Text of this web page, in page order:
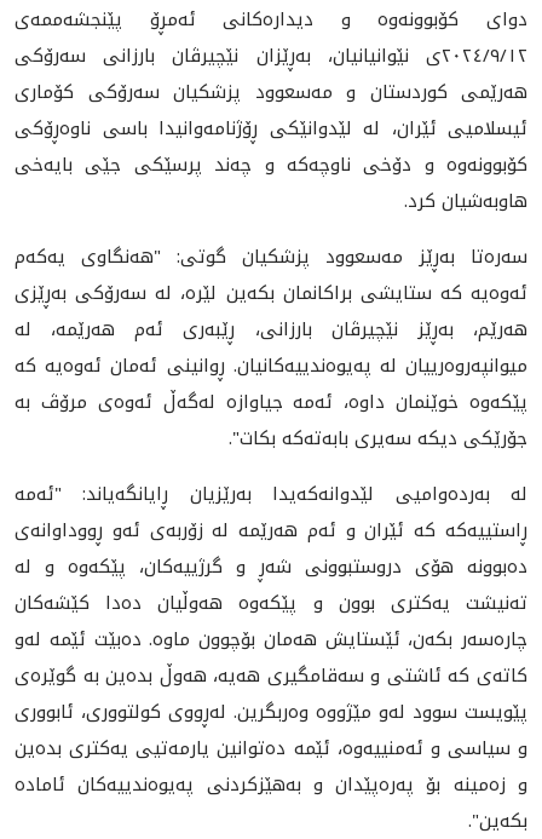
دوای کۆبوونه‌وه‌ و دیداره‌کانی ئه‌مڕۆ پێنجشه‌ممه‌ی
٢٠٢٤/٩/١٢ی نێوانیانیان، بەڕێزان نێچیرڤان بارزانی سەرۆكی
هەرێمی كوردستان و مەسعوود پزشكیان سەرۆكی كۆماری
ئیسلامیی ئێران، له‌ لێدوانێكی ڕۆژنامەوانیدا باسی ناوەڕۆكی
كۆبوونەوە و دۆخی ناوچەكە و چەند پرسێكی جێی بایەخی
هاوبەشیان كرد.
سەرەتا بەڕێز مەسعوود پزشکیان گوتی: "هەنگاوی یەکەم
ئەوەیە کە ستایشی براکانمان بکەین لێرە، لە سەرۆکی بەڕێزی
هەرێم، بەڕێز نێچیرڤان بارزانی، ڕێبەری ئەم هەرێمە، لە
میوانپەروەرییان لە پەیوەندییەکانیان. ڕوانینی ئەمان ئەوەیە کە
پێکەوە خوێنمان داوە، ئەمە جیاوازە لەگەڵ ئەوەی مرۆڤ بە
جۆرێکی دیکە سەیری بابەتەکە بکات".
لە بەردەوامیی لێدوانەكەیدا بەرێزیان ڕایانگەیاند: "ئەمە
ڕاستییەکە کە ئێران و ئەم هەرێمە لە زۆربەی ئەو ڕووداوانەی
دەبوونە هۆی دروستبوونی شەڕ و گرژییەکان، پێکەوە و لە
تەنیشت یەکتری بوون و پێکەوە هەوڵیان دەدا کێشەکان
چارەسەر بکەن، ئێستایش هەمان بۆچوون ماوە. دەبێت ئێمە لەو
کاتەی کە ئاشتی و سەقامگیری هەیە، هەوڵ بدەین بە گوێرەی
پێویست سوود لەو مێژووە وەربگرین. لەڕووی کولتووری، ئابووری
و سیاسی و ئەمنییەوە، ئێمە دەتوانین یارمەتیی یەکتری بدەین
و زەمینە بۆ پەرەپێدان و بەهێزکردنی پەیوەندییەکان ئامادە
بکەین".